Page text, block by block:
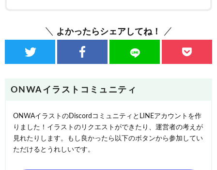
よかったらシェアしてね！
ONWAイラストコミュニティ
ONWAイラストのDiscordコミュニティとLINEアカウントを作
りました！イラストのリクエストができたり、運営者の考えが
見れたりします。もし良かったら以下のボタンから参加してい
ただけるとうれしいです。